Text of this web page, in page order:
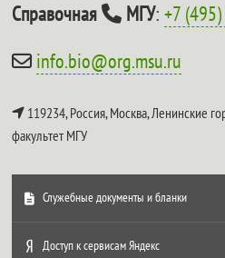
Справочная МГУ:+7
info.bio@org.msu.ru
119234, Россия, Москва, Ленинские
факультет МГУ
Служебные документы и бланки
Доступ к сервисам Яндекс